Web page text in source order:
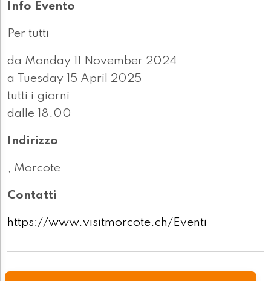
Info Evento
Per tutti
da Monday 11 November 2024
a Tuesday 15 April 2025
tutti i giorni
dalle 18.00
Indirizzo
, Morcote
Contatti
https://www.visitmorcote.ch/Eventi